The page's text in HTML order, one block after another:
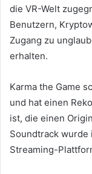
die VR-Welt
Benutzern,
Zugang zu
erhalten.
Karma the Game
und hat einen
ist, die einen
Soundtrack
Streaming-